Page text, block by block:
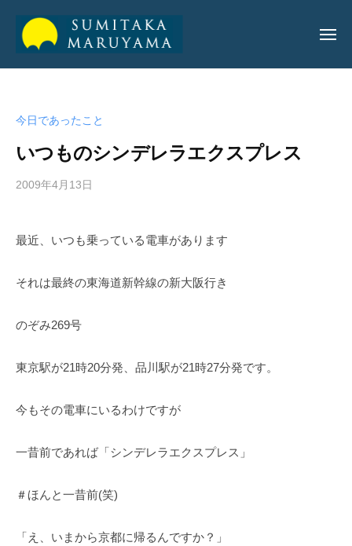
丸
孝
サ
ト
丸
純
孝
公
イ
今日であったこと
いつものシンデレラエクスプレス
2009年4月13日
d
i
r
y
m
最近、いつも乗っている電車があります
それは最終の東海道新幹線の新大阪行き
のぞみ269号
東京駅が21時20分発、品川駅が21時27分発です。
今もその電車にいるわけですが
一昔前であれば「シンデレラエクスプレス」
＃ほんと一昔前(笑)
「え、いまから京都に帰るんですか？」
山
公
サ
ト